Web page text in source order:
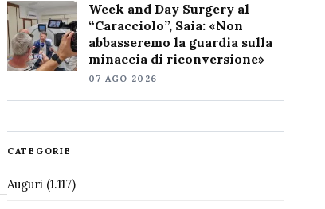
Week and Day Surgery al
“Caracciolo”, Saia: «Non
abbasseremo la guardia sulla
minaccia di riconversione»
07 AGO 2026
CATEGORIE
Auguri(1.117)